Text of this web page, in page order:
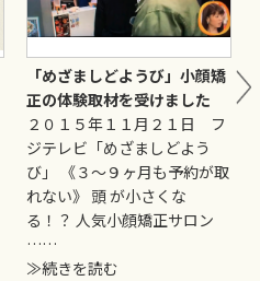
「めざましどようび」小顔矯
正の体験取材を受けました
２０１５年１１月２１日 フ
ジテレビ「めざましどよう
び」 《３〜９ヶ月も予約が取
れない》 頭 が小さくな
る！？ 人気小顔矯正サロン
……
≫続きを読む